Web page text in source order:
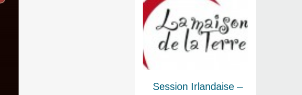
Session Irlandaise –